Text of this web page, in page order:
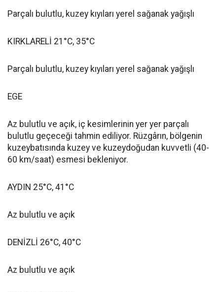
Parçalı bulutlu, kuzey kıyıları yerel sağanak yağışlı
KIRKLARELİ 21°C, 35°C
Parçalı bulutlu, kuzey kıyıları yerel sağanak yağışlı
EGE
Az bulutlu ve açık, iç kesimlerinin yer yer parçalı
bulutlu geçeceği tahmin ediliyor. Rüzgârın, bölgenin
kuzeybatısında kuzey ve kuzeydoğudan kuvvetli (40-
60 km/saat) esmesi bekleniyor.
AYDIN 25°C, 41°C
Az bulutlu ve açık
DENİZLİ 26°C, 40°C
Az bulutlu ve açık